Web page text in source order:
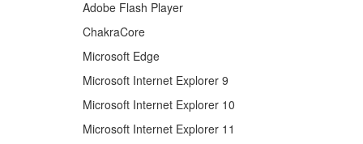
Adobe Flash Player
ChakraCore
Microsoft Edge
Microsoft Internet Explorer 9
Microsoft Internet Explorer 10
Microsoft Internet Explorer 11